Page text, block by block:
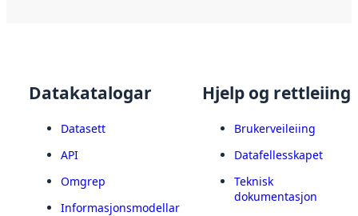
Datakatalogar
Datasett
API
Omgrep
Informasjonsmodellar
Hjelp og rettleiing
Brukerveileiing
Datafellesskapet
Teknisk
dokumentasjon